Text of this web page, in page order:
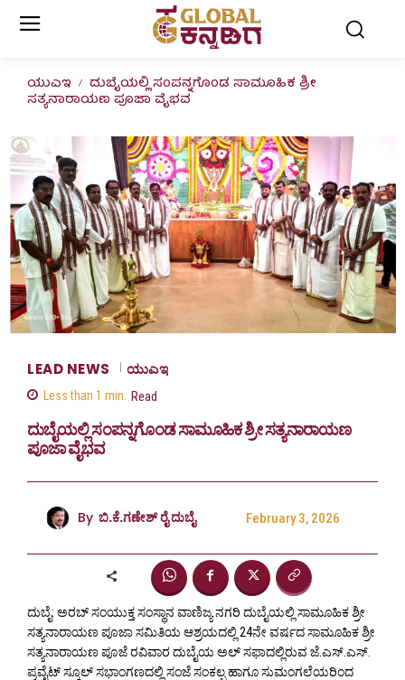
ಯುಎಇ ದುಬೈಯಲ್ಲಿ ಸಂಪನ್ನಗೊಂಡ ಸಾಮೂಹಿಕ ಶ್ರೀ
ಸತ್ಯನಾರಾಯಣ ಪೂಜಾ ವೈಭವ
LEAD NEWS ಯುಎಇ
Less than 1 min. Read
ದುಬೈಯಲ್ಲಿ ಸಂಪನ್ನಗೊಂಡ ಸಾಮೂಹಿಕ ಶ್ರೀ ಸತ್ಯನಾರಾಯಣ
ಪೂಜಾ ವೈಭವ
By ಬಿ.ಕೆ.ಗಣೇಶ್ ರೈ ದುಬೈ February 3, 2026
ದುಬೈ: ಅರಬ್ ಸಂಯುಕ್ತ ಸಂಸ್ಥಾನ ವಾಣಿಜ್ಯ ನಗರಿ ದುಬೈಯಲ್ಲಿ ಸಾಮೂಹಿಕ ಶ್ರೀ
ಸತ್ಯನಾರಾಯಣ ಪೂಜಾ ಸಮಿತಿಯ ಆಶ್ರಯದಲ್ಲಿ 24ನೇ ವರ್ಷದ ಸಾಮೂಹಿಕ ಶ್ರೀ
ಸತ್ಯನಾರಾಯಣ ಪೂಜೆ ರವಿವಾರ ದುಬೈಯ ಅಲ್ ಸಫಾದಲ್ಲಿರುವ ಜೆ.ಎಸ್.ಎಸ್.
ಪ್ರವೈಟ್ ಸ್ಕೂಲ್ ಸಭಾಂಗಣದಲ್ಲಿ ಸಂಜೆ ಸಂಕಲ್ಪ ಹಾಗೂ ಸುಮಂಗಲೆಯರಿಂದ